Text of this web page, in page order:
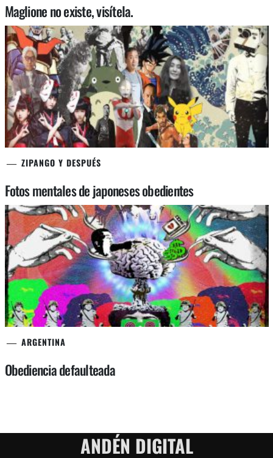
Maglione no existe, visítela.
ZIPANGO Y DESPUÉS
Fotos mentales de japoneses obedientes
ARGENTINA
Obediencia defaulteada
ANDÉN DIGITAL